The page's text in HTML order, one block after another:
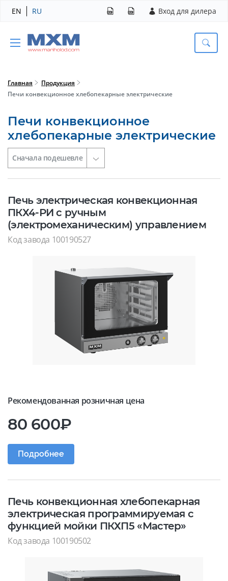
EN RU Вход для дилера
Главная
Продукция
Печи конвекционное хлебопекарные электрические
Печи конвекционное
хлебопекарные электрические
Печь электрическая конвекционная
ПКХ4-РИ с ручным
(электромеханическим) управлением
Код завода 100190527
Рекомендованная розничная цена
80 600₽
Подробнее
Печь конвекционная хлебопекарная
электрическая программируемая с
функцией мойки ПКХП5 «Мастер»
Код завода 100190502